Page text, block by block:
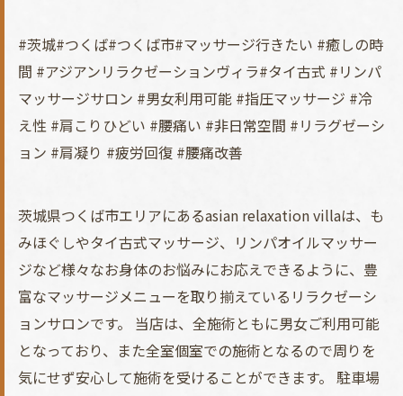
#茨城#つくば#つくば市#マッサージ行きたい #癒しの時
間 #アジアンリラクゼーションヴィラ#タイ古式 #リンパ
マッサージサロン #男女利用可能 #指圧マッサージ #冷
え性 #肩こりひどい #腰痛い #非日常空間 #リラグゼーシ
ョン #肩凝り #疲労回復 #腰痛改善
茨城県つくば市エリアにあるasian relaxation villaは、も
みほぐしやタイ古式マッサージ、リンパオイルマッサー
ジなど様々なお身体のお悩みにお応えできるように、豊
富なマッサージメニューを取り揃えているリラクゼーシ
ョンサロンです。 当店は、全施術ともに男女ご利用可能
となっており、また全室個室での施術となるので周りを
気にせず安心して施術を受けることができます。 駐車場